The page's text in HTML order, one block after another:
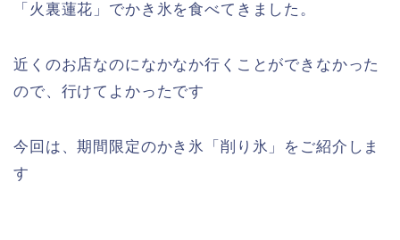
「火裏蓮花」でかき氷を食べてきました。
近くのお店なのになかなか行くことができなかった
ので、行けてよかったです
今回は、期間限定のかき氷「削り氷」をご紹介しま
す